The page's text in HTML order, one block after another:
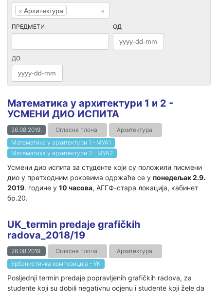
×
× Архитектура
ПРЕДМЕТИ ОД
ДО
Математика у архитектури 1 и 2 -
УСМЕНИ ДИО ИСПИТА
26.08.2019. Огласна плоча
Архитектура
Математика у архитектури 1 - МУА1
Математика у архитектури 2 - МУА2
Усмени дио испита за студенте који су положили писмени
дио у претходним роковима одржаће се у понедељак 2.9.
2019. године у 10 часова, АГГФ-стара локација, кабинет
бр.20.
UK_termin predaje grafičkih
radova_2018/19
26.08.2019. Огласна плоча
Архитектура
Урбанистичка композиција - УК
Posljednji termin predaje popravljenih grafičkih radova, za
studente koji su dobili negativnu ocjenu i studente koji žele da